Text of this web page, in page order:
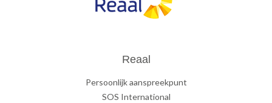
Reaal
Persoonlijk aanspreekpunt
SOS International